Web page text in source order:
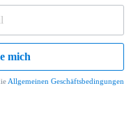
mich
Allgemeinen Geschäftsbedingungen